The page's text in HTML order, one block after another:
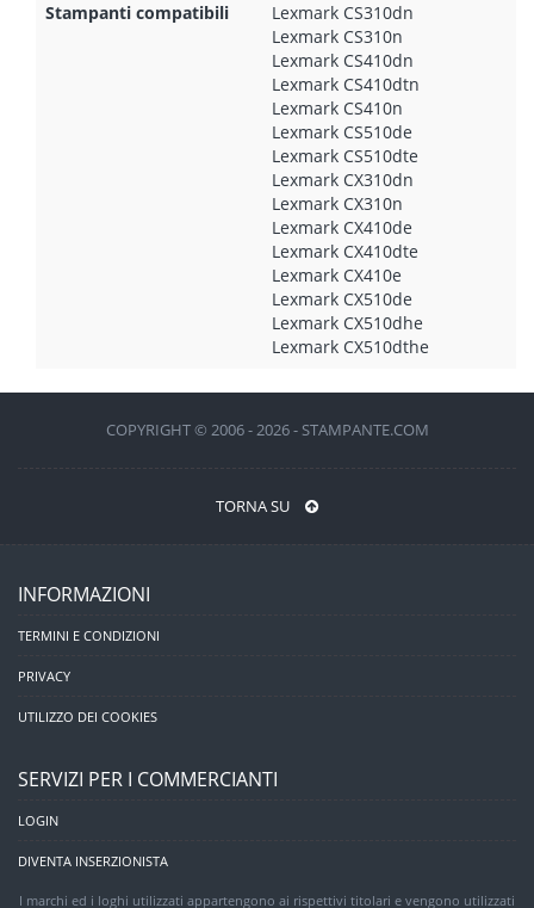
Stampanti compatibili
Lexmark CS310dn
Lexmark CS310n
Lexmark CS410dn
Lexmark CS410dtn
Lexmark CS410n
Lexmark CS510de
Lexmark CS510dte
Lexmark CX310dn
Lexmark CX310n
Lexmark CX410de
Lexmark CX410dte
Lexmark CX410e
Lexmark CX510de
Lexmark CX510dhe
Lexmark CX510dthe
COPYRIGHT © 2006 - 2026 - STAMPANTE.COM
TORNA SU
INFORMAZIONI
TERMINI E CONDIZIONI
PRIVACY
UTILIZZO DEI COOKIES
SERVIZI PER I COMMERCIANTI
LOGIN
DIVENTA INSERZIONISTA
I marchi ed i loghi utilizzati appartengono ai rispettivi titolari e vengono utilizzati